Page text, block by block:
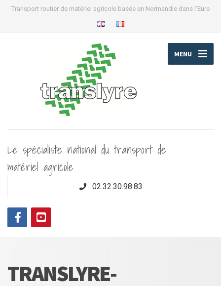
Transport routier de matériel agricole basée en Normandie dans l’Eure
MENU
Le spécialiste national du transport de
matériel agricole
02.32.30.98.83
TRANSLYRE-